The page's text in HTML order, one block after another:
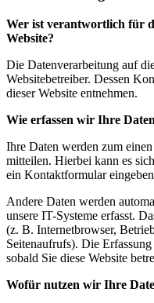
Wer ist verantwortlich für
Website?
Die Datenverarbeitung auf
Websitebetreiber. Dessen
dieser Website entnehmen.
Wie erfassen wir Ihre
Ihre Daten werden zum
mitteilen. Hierbei kann es
ein Kontaktformular
Andere Daten werden
unsere IT-Systeme erfasst.
(z. B. Internetbrowser,
Seitenaufrufs). Die
sobald Sie diese Website
Wofür nutzen wir Ihre